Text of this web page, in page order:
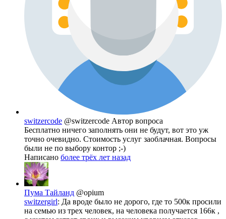
switzercode @switzercode Автор вопроса
Бесплатно ничего заполнять они не будут, вот это уж
точно очевидно. Стоимость услуг заоблачная. Вопросы
были не по выбору контор ;-)
Написано более трёх лет назад
Пума Тайланд @opium
switzergirl: Да вроде было не дорого, где то 500к просили
на семью из трех человек, на человека получается 166к ,